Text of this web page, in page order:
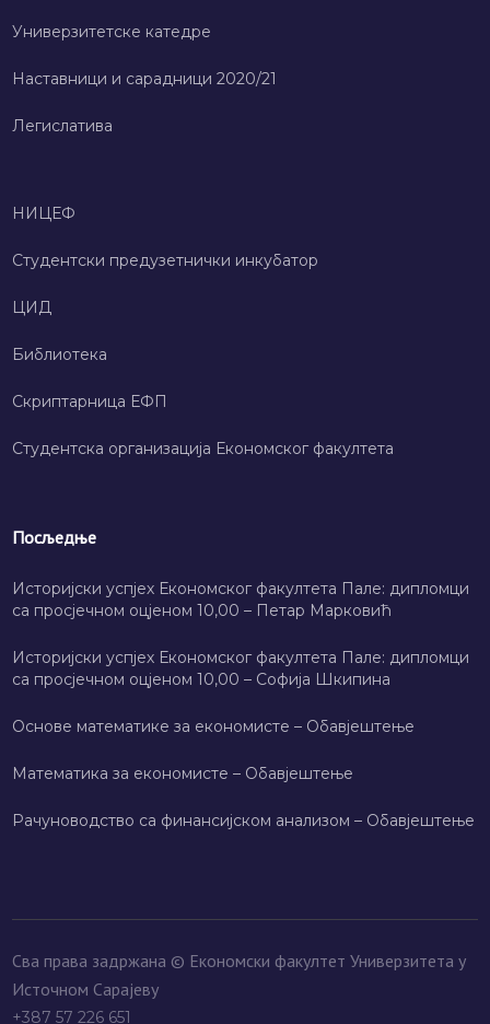
Универзитетске катедре
Наставници и сарадници 2020/21
Легислатива
НИЦЕФ
Студентски предузетнички инкубатор
ЦИД
Библиотека
Скриптарница ЕФП
Студентска организација Економског факултета
Посљедње
Историјски успјех Економског факултета Пале: дипломци
са просјечном оцјеном 10,00 – Петар Марковић
Историјски успјех Економског факултета Пале: дипломци
са просјечном оцјеном 10,00 – Софија Шкипина
Основе математике за економисте – Обавјештење
Математика за економисте – Обавјештење
Рачуноводство са финансијском анализом – Обавјештење
Сва права задржана © Економски факултет Универзитета у
Источном Сарајеву
+387 57 226 651